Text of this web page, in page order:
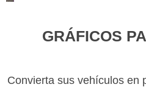
GRÁFICOS
Convierta sus vehículos en